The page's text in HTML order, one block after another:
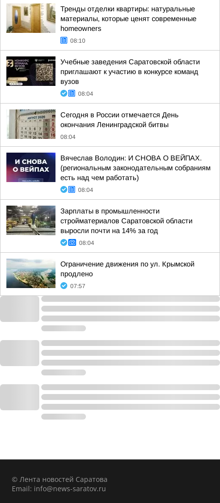
Тренды отделки квартиры: натуральные
материалы, которые ценят современные
homeowners
08:10
Учебные заведения Саратовской области
приглашают к участию в конкурсе команд
вузов
08:04
Сегодня в России отмечается День
окончания Ленинградской битвы
08:04
Вячеслав Володин: И СНОВА О ВЕЙПАХ.
(региональным законодательным собраниям
есть над чем работать)
08:04
Зарплаты в промышленности
стройматериалов Саратовской области
выросли почти на 14% за год
08:04
Ограничение движения по ул. Крымской
продлено
07:57
© Лента новостей Саратова
Email: info@news-saratov.ru